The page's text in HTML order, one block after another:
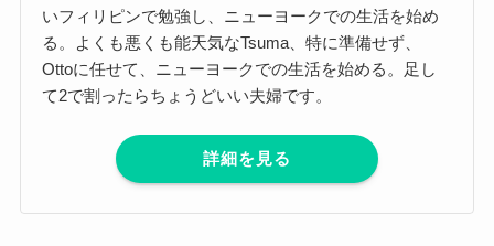
いフィリピンで勉強し、ニューヨークでの生活を始め
る。よくも悪くも能天気なTsuma、特に準備せず、
Ottoに任せて、ニューヨークでの生活を始める。足し
て2で割ったらちょうどいい夫婦です。
詳細を見る